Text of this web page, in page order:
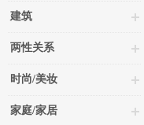
建筑
两性关系
时尚/美妆
家庭/家居